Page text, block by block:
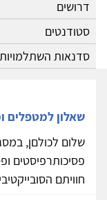
שאלון למטפלים
שלום לכולםן,
פסיכותרפיסטים
חוויתם